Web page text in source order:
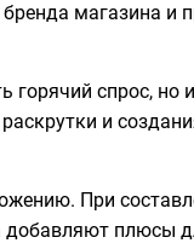
магазина и
горячий спрос,
и
При
добавляют плюсы